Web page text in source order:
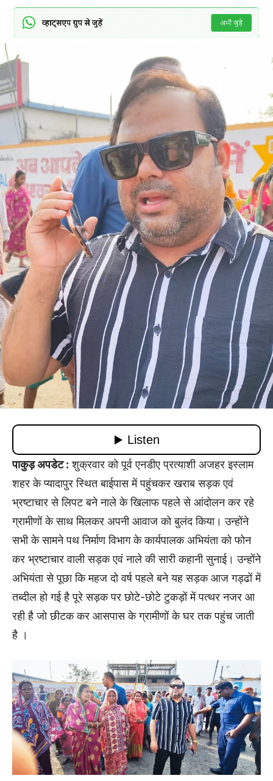
पाकुड़ अपडेट : शुक्रवार को पूर्व एनडीए प्रत्याशी अजहर इस्लाम
शहर के प्यादापुर स्थित बाईपास में पहुंचकर खराब सड़क एवं
भ्रष्टाचार से लिपट बने नाले के खिलाफ पहले से आंदोलन कर रहे
ग्रामीणों के साथ मिलकर अपनी आवाज को बुलंद किया। उन्होंने
सभी के सामने पथ निर्माण विभाग के कार्यपालक अभियंता को फोन
कर भ्रष्टाचार वाली सड़क एवं नाले की सारी कहानी सुनाई। उन्होंने
अभियंता से पूछा कि महज दो वर्ष पहले बने यह सड़क आज गड्ढों में
तब्दील हो गई है पूरे सड़क पर छोटे-छोटे टुकड़ों में पत्थर नजर आ
रही है जो छीटक कर आसपास के ग्रामीणों के घर तक पहुंच जाती
है ।